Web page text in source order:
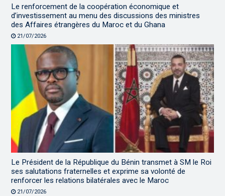
Le renforcement de la coopération économique et
d’investissement au menu des discussions des ministres
des Affaires étrangères du Maroc et du Ghana
21/07/2026
Le Président de la République du Bénin transmet à SM le Roi
ses salutations fraternelles et exprime sa volonté de
renforcer les relations bilatérales avec le Maroc
21/07/2026